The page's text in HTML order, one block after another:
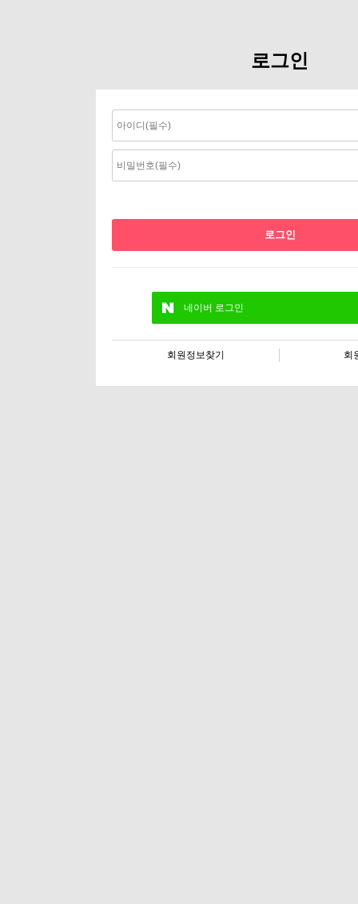
로그인
네이버 로그인
회원정보찾기 회